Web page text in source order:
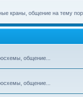
краны, общение на тему
общение...
общение...